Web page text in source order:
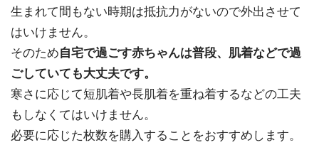
生まれて間もない時期は抵抗力がないので外出させて
はいけません。
そのため自宅で過ごす赤ちゃんは普段、肌着などで過
ごしていても大丈夫です。
寒さに応じて短肌着や長肌着を重ね着するなどの工夫
もしなくてはいけません。
必要に応じた枚数を購入することをおすすめします。